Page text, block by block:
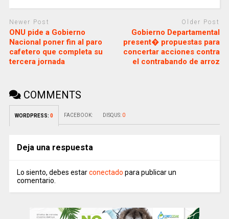
Newer Post
ONU pide a Gobierno
Nacional poner fin al paro
cafetero que completa su
tercera jornada
Older Post
Gobierno Departamental
present� propuestas para
concertar acciones contra
el contrabando de arroz
COMMENTS
WORDPRESS: 0 FACEBOOK: DISQUS: 0
Deja una respuesta
Lo siento, debes estarconectado para publicar un
comentario.